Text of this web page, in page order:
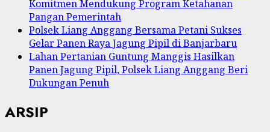
Komitmen Mendukung Program Ketahanan
Pangan Pemerintah
Polsek Liang Anggang Bersama Petani Sukses
Gelar Panen Raya Jagung Pipil di Banjarbaru
Lahan Pertanian Guntung Manggis Hasilkan
Panen Jagung Pipil, Polsek Liang Anggang Beri
Dukungan Penuh
ARSIP